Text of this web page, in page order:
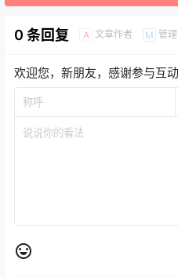
0 条回复 A 文章作者 M 管
欢迎您，新朋友，感谢参与互动